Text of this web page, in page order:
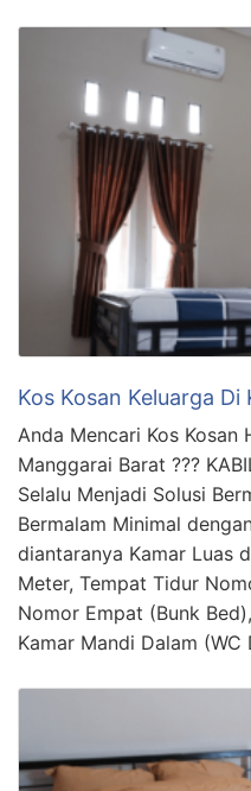
Kos Kosan Keluarga Di
Anda Mencari Kos Kosan
Manggarai Barat ???
Selalu Menjadi Solusi
Bermalam Minimal
diantaranya Kamar Luas
Meter, Tempat Tidur
Nomor Empat (Bunk
Kamar Mandi Dalam (WC